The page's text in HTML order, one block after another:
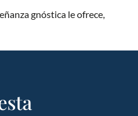
gnóstica le ofrece,